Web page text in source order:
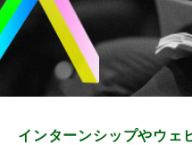
インターンシップやウェ